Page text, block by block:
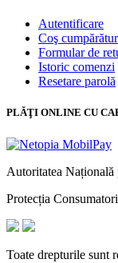
Autentificare
Coş
Formular de
Istoric comenzi
Resetare parolă
PLĂŢI ONLINE CU
Autoritatea Națională
Protecția
Toate drepturile sunt